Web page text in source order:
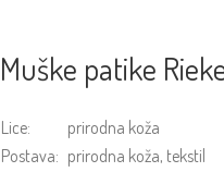
Muške patike
Lice:
prirodna koža
Postava: prirodna koža, tekstil